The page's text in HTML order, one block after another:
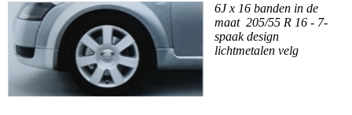
6J x 16 banden in de
maat 205/55 R 16 - 7-
spaak design
lichtmetalen velg